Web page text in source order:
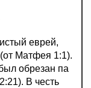
еврей,
Матфея 1:1).
обрезан па
В честь